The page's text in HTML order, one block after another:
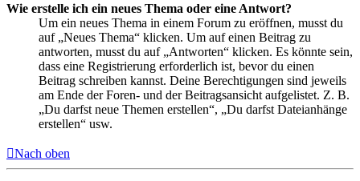
Wie erstelle ich ein neues Thema oder eine Antwort?
Um ein neues Thema in einem Forum zu eröffnen, musst du
auf „Neues Thema“ klicken. Um auf einen Beitrag zu
antworten, musst du auf „Antworten“ klicken. Es könnte sein,
dass eine Registrierung erforderlich ist, bevor du einen
Beitrag schreiben kannst. Deine Berechtigungen sind jeweils
am Ende der Foren- und der Beitragsansicht aufgelistet. Z. B.
„Du darfst neue Themen erstellen“, „Du darfst Dateianhänge
erstellen“ usw.
Nach oben